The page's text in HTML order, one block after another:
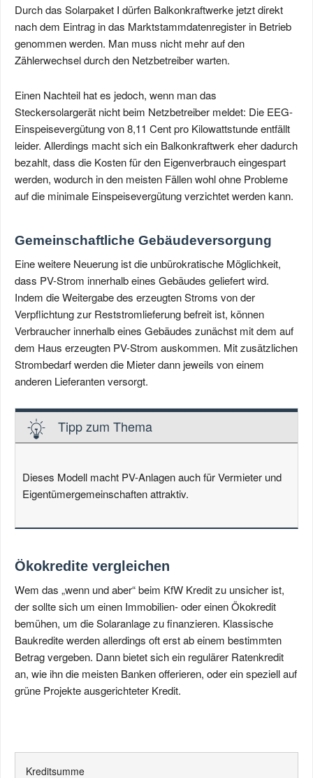
Durch das Solarpaket Ⅰ dürfen Balkonkraftwerke jetzt direkt
nach dem Eintrag in das Marktstammdatenregister in Betrieb
genommen werden. Man muss nicht mehr auf den
Zählerwechsel durch den Netzbetreiber warten.
Einen Nachteil hat es jedoch, wenn man das
Steckersolargerät nicht beim Netzbetreiber meldet: Die EEG-
Einspeisevergütung von 8,11 Cent pro Kilowattstunde entfällt
leider. Allerdings macht sich ein Balkonkraftwerk eher dadurch
bezahlt, dass die Kosten für den Eigenverbrauch eingespart
werden, wodurch in den meisten Fällen wohl ohne Probleme
auf die minimale Einspeisevergütung verzichtet werden kann.
Gemeinschaftliche Gebäudeversorgung
Eine weitere Neuerung ist die unbürokratische Möglichkeit,
dass PV-Strom innerhalb eines Gebäudes geliefert wird.
Indem die Weitergabe des erzeugten Stroms von der
Verpflichtung zur Reststromlieferung befreit ist, können
Verbraucher innerhalb eines Gebäudes zunächst mit dem auf
dem Haus erzeugten PV-Strom auskommen. Mit zusätzlichen
Strombedarf werden die Mieter dann jeweils von einem
anderen Lieferanten versorgt.
Tipp zum Thema
Dieses Modell macht PV-Anlagen auch für Vermieter und
Eigentümergemeinschaften attraktiv.
Ökokredite vergleichen
Wem das „wenn und aber“ beim KfW Kredit zu unsicher ist,
der sollte sich um einen Immobilien- oder einen Ökokredit
bemühen, um die Solaranlage zu finanzieren. Klassische
Baukredite werden allerdings oft erst ab einem bestimmten
Betrag vergeben. Dann bietet sich ein regulärer Ratenkredit
an, wie ihn die meisten Banken offerieren, oder ein speziell auf
grüne Projekte ausgerichteter Kredit.
Kreditsumme